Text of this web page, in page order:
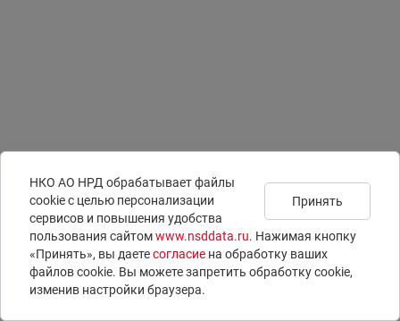
Принять
НКО АО НРД обрабатывает файлы
сookie с целью персонализации
сервисов и повышения удобства
пользования сайтомwww.nsddata.ru. Нажимая кнопку
«Принять», вы даетесогласие на обработку ваших
файлов cookie. Вы можете запретить обработку сookie,
изменив настройки браузера.
Документы
Юридическая информация
Контакты
Вопросы и ответы
Раскрытие информации
ISIN-коды
LEI-коды
E-voting – электронное голосование
Подписаться на